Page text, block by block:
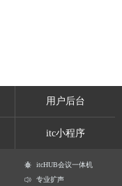
用户后台
itc小程序
itcHUB会议一体机
专业扩声